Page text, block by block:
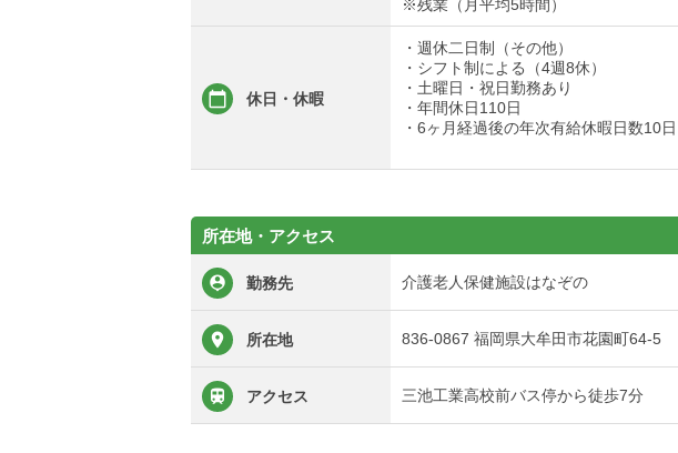
※残業（月平均5時間）
休日・休暇
・週休二日制（その他）
・シフト制による（4週8休）
・土曜日・祝日勤務あり
・年間休日110日
・6ヶ月経過後の年次有給休暇日数10日
所在地・アクセス
勤務先 介護老人保健施設はなぞの
所在地 836-0867 福岡県大牟田市花園町64-5
アクセス 三池工業高校前バス停から徒歩7分